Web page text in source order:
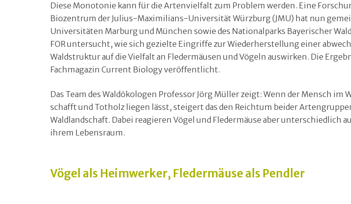
Diese Monotonie kann für die Artenvielfalt zum Problem werden. Eine
Biozentrum der Julius-Maximilians-Universität Würzburg (JMU) hat nun
Universitäten Marburg und München sowie des Nationalparks Bayerischer
FOR untersucht, wie sich gezielte Eingriffe zur Wiederherstellung einer
Waldstruktur auf die Vielfalt an Fledermäusen und Vögeln auswirken. Die
Fachmagazin Current Biology veröffentlicht.
Das Team des Waldökologen Professor Jörg Müller zeigt: Wenn der Mensch im
schafft und Totholz liegen lässt, steigert das den Reichtum beider
Waldlandschaft. Dabei reagieren Vögel und Fledermäuse aber unterschiedlich
ihrem Lebensraum.
Vögel als Heimwerker, Fledermäuse als Pendler